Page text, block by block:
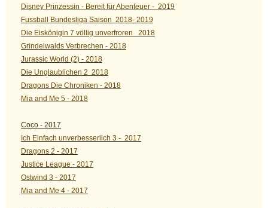
Disney Prinzessin - Bereit für Abenteuer - 2019
Fussball Bundesliga Saison 2018- 2019
Die Eiskönigin 7 völlig unverfroren 2018
Grindelwalds Verbrechen - 2018
Jurassic World (2) - 2018
Die Unglaublichen 2 2018
Dragons Die Chroniken - 2018
Mia and Me 5 - 2018
Coco - 2017
Ich Einfach unverbesserlich 3 - 2017
Dragons 2 - 2017
Justice League - 2017
Ostwind 3 - 2017
Mia and Me 4 - 2017